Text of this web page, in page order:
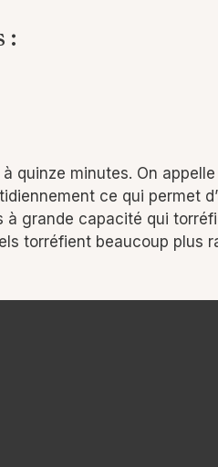
:
quinze minutes. On
ce qui permet
à grande capacité qui
torréfient beaucoup plus